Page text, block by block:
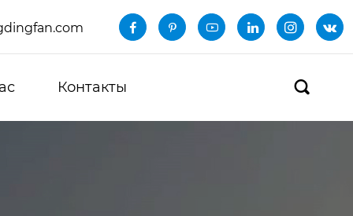
     
Контакты 